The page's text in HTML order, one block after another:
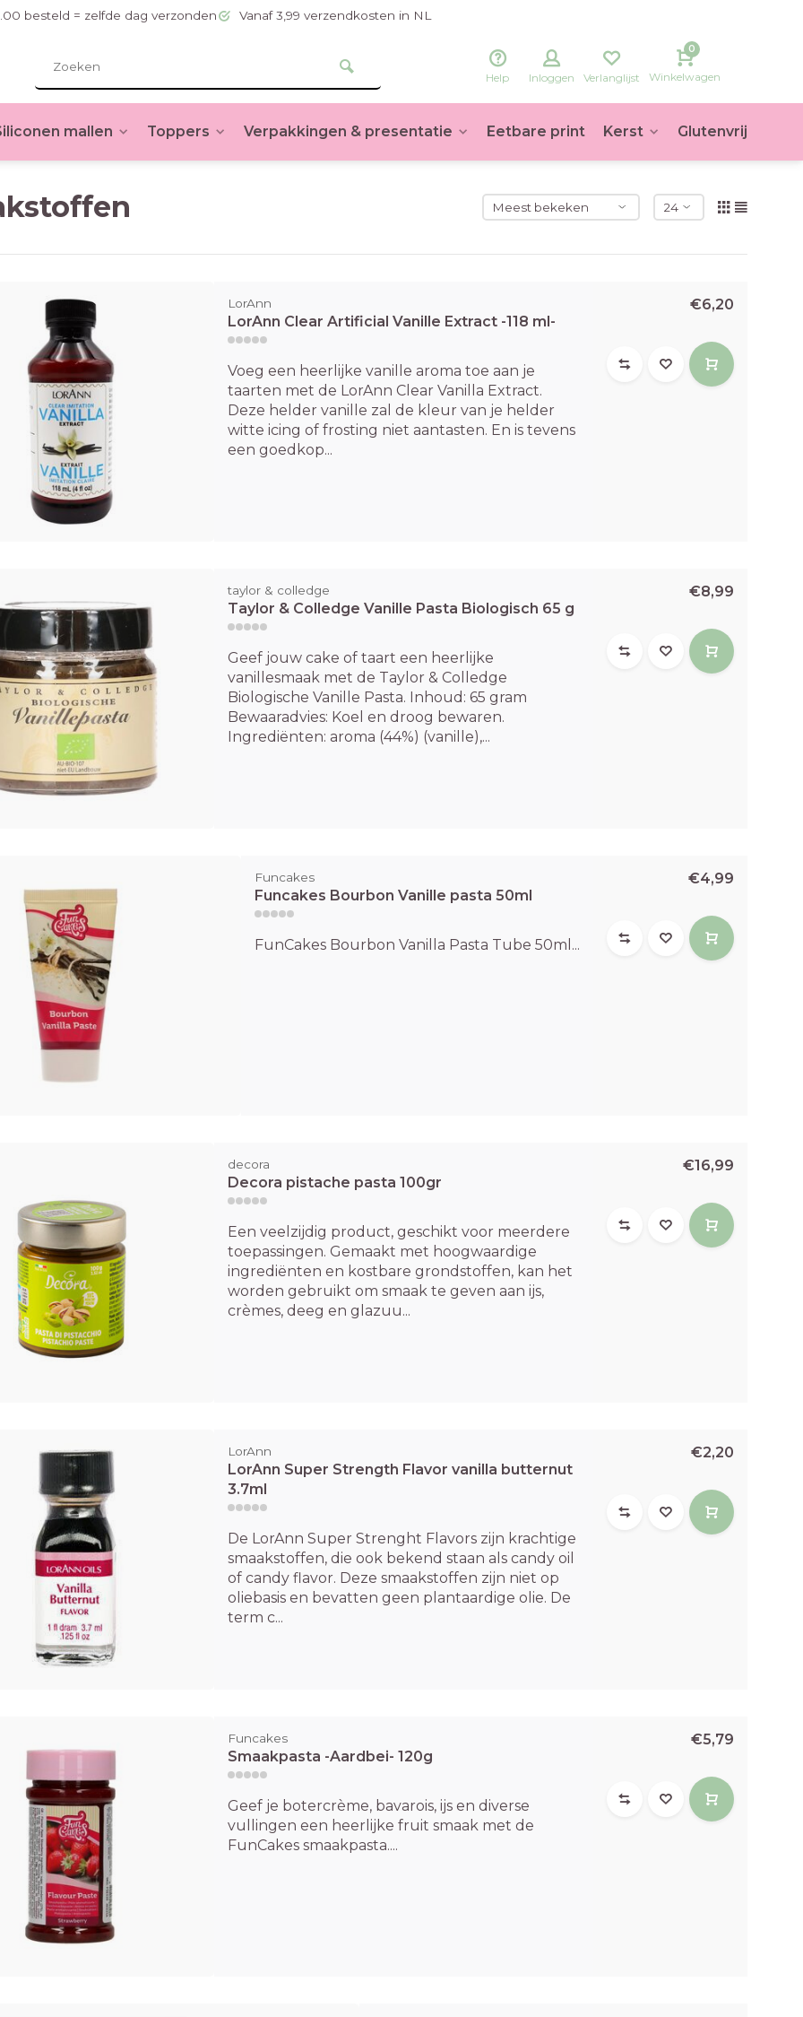
besteld = zelfde dag verzonden Vanaf 3,99 verzendkosten in NL
Help Inloggen Verlanglijst
0
Winkelwagen
mallen Toppers Verpakkingen & presentatie Eetbare print Kerst Glutenvrij
LorAnn
LorAnn Clear Artificial Vanille Extract -118 ml-
Voeg een heerlijke vanille aroma toe aan je
taarten met de LorAnn Clear Vanilla Extract.
Deze helder vanille zal de kleur van je helder
witte icing of frosting niet aantasten. En is tevens
een goedkop...
€6,20
taylor & colledge
Taylor & Colledge Vanille Pasta Biologisch 65 g
Geef jouw cake of taart een heerlijke
vanillesmaak met de Taylor & Colledge
Biologische Vanille Pasta. Inhoud: 65 gram
Bewaaradvies: Koel en droog bewaren.
Ingrediënten: aroma (44%) (vanille),...
€8,99
Funcakes
Funcakes Bourbon Vanille pasta 50ml
FunCakes Bourbon Vanilla Pasta Tube 50ml...
€4,99
decora
Decora pistache pasta 100gr
Een veelzijdig product, geschikt voor meerdere
toepassingen. Gemaakt met hoogwaardige
ingrediënten en kostbare grondstoffen, kan het
worden gebruikt om smaak te geven aan ijs,
crèmes, deeg en glazuu...
€16,99
LorAnn
LorAnn Super Strength Flavor vanilla butternut
3.7ml
De LorAnn Super Strenght Flavors zijn krachtige
smaakstoffen, die ook bekend staan als candy oil
of candy flavor. Deze smaakstoffen zijn niet op
oliebasis en bevatten geen plantaardige olie. De
term c...
€2,20
Funcakes
Smaakpasta -Aardbei- 120g
Geef je botercrème, bavarois, ijs en diverse
vullingen een heerlijke fruit smaak met de
FunCakes smaakpasta....
€5,79